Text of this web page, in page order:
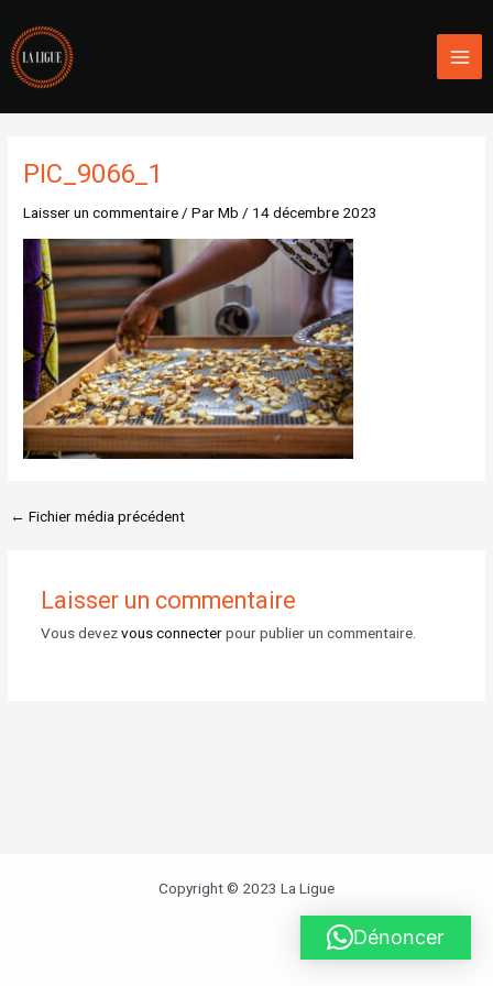
contenu
PIC_9066_1
Laisser un commentaire/ ParMb/ 14 décembre 2023
← Fichier média précédent
Laisser un commentaire
Vous devezvous connecterpour publier un commentaire.
Copyright © 2023 La Ligue
Dénoncer